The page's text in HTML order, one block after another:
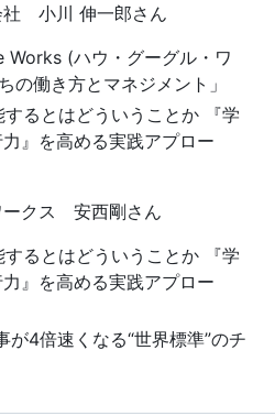
社 小川 伸一郎さん
Works (ハウ・グーグル・ワ
の働き方とマネジメント」
するとはどういうことか 『学
』を高める実践アプロー
ークス 安西剛さん
するとはどういうことか 『学
』を高める実践アプロー
が4倍速くなる“世界標準”のチ